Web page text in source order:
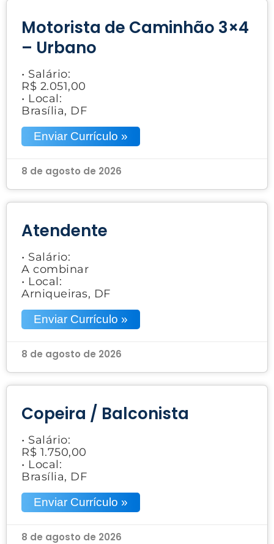
Motorista de Caminhão 3×4
– Urbano
• Salário:
R$ 2.051,00
• Local:
Brasília, DF
Enviar Currículo »
8 de agosto de 2026
Atendente
• Salário:
A combinar
• Local:
Arniqueiras, DF
Enviar Currículo »
8 de agosto de 2026
Copeira / Balconista
• Salário:
R$ 1.750,00
• Local:
Brasília, DF
Enviar Currículo »
8 de agosto de 2026